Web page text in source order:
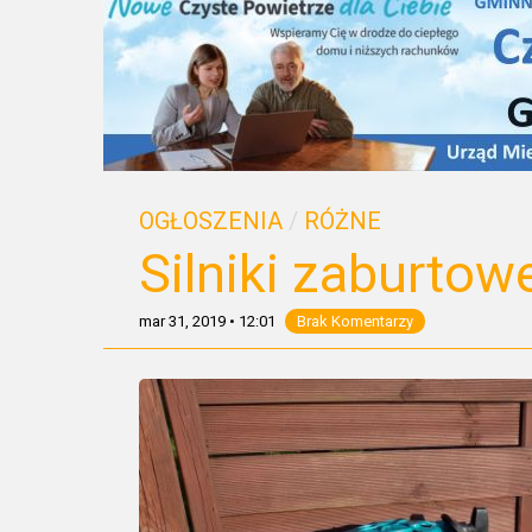
OGŁOSZENIA / RÓŻNE
Silniki
mar 31, 2019 • 12:01 Brak Komentarzy